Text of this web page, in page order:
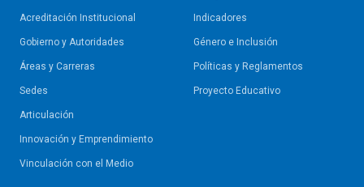
Acreditación Institucional
Gobierno y Autoridades​
Áreas y Carreras
Sedes
Articulación
Innovación y Emprendimiento
Vinculación con el Medio
Indicadores
Género e Inclusión
Políticas y Reglamentos​
Proyecto Educativo